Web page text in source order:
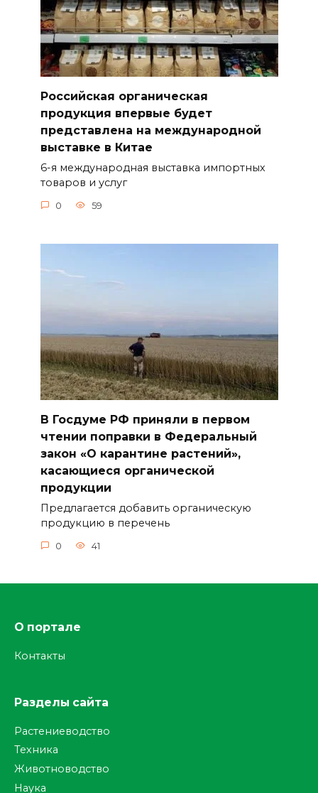
Российская органическая
продукция впервые будет
представлена на международной
выставке в Китае
6-я международная выставка импортных
товаров и услуг
0 59
В Госдуме РФ приняли в первом
чтении поправки в Федеральный
закон «О карантине растений»,
касающиеся органической
продукции
Предлагается добавить органическую
продукцию в перечень
0 41
О портале
Контакты
Разделы сайта
Растениеводство
Техника
Животноводство
Наука